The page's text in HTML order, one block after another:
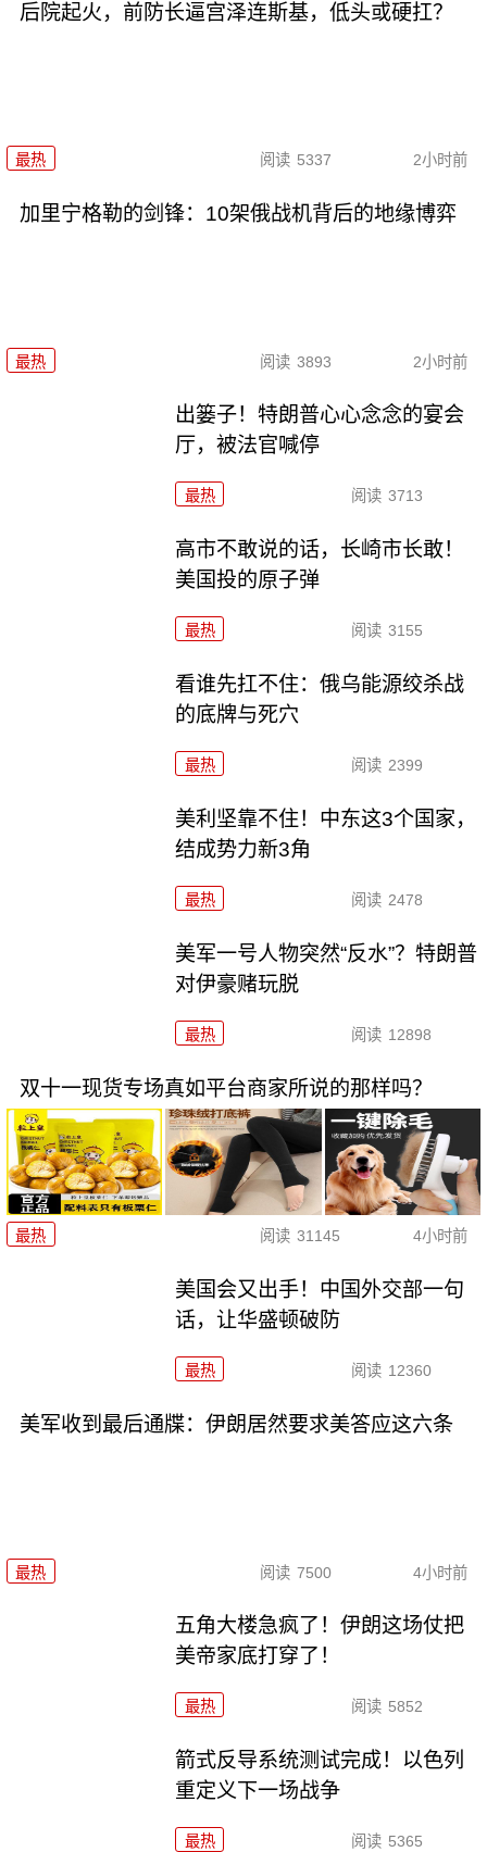
后院起火，前防长逼宫泽连斯基，低头或硬扛？
最热 阅读 5337 2小时前
加里宁格勒的剑锋：10架俄战机背后的地缘博弈
最热 阅读 3893 2小时前
出篓子！特朗普心心念念的宴会
厅，被法官喊停
最热 阅读 3713
高市不敢说的话，长崎市长敢！
美国投的原子弹
最热 阅读 3155
看谁先扛不住：俄乌能源绞杀战
的底牌与死穴
最热 阅读 2399
美利坚靠不住！中东这3个国家，
结成势力新3角
最热 阅读 2478
美军一号人物突然“反水”？特朗普
对伊豪赌玩脱
最热 阅读 12898
双十一现货专场真如平台商家所说的那样吗？
最热 阅读 31145 4小时前
美国会又出手！中国外交部一句
话，让华盛顿破防
最热 阅读 12360
美军收到最后通牒：伊朗居然要求美答应这六条
最热 阅读 7500 4小时前
五角大楼急疯了！伊朗这场仗把
美帝家底打穿了！
最热 阅读 5852
箭式反导系统测试完成！以色列
重定义下一场战争
最热 阅读 5365